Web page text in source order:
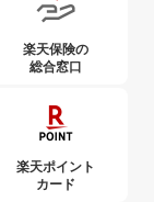
楽天保険の
総合窓口
楽天ポイント
カード